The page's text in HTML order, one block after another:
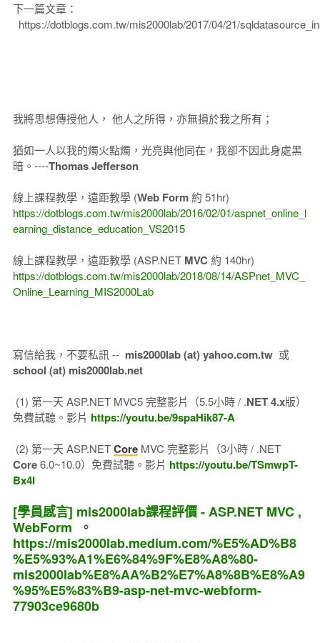
下一篇文章：
https://dotblogs.com.tw/mis2000lab/2017/04/21/
我將思想傳授他人， 他人之所得，亦無損於我之所有；
猶如一人以我的燭火點燭，光亮與他同在，我卻不因此身處黑
暗。----Thomas Jefferson
線上課程教學，遠距教學 (Web Form約 51hr)
https://dotblogs.com.tw/mis2000lab/2016/02/01/aspnet_online_l
earning_distance_education_VS2015
線上課程教學，遠距教學 (ASP.NET MVC 約 140hr)
https://dotblogs.com.tw/mis2000lab/2018/08/14/ASPnet_MVC_
Online_Learning_MIS2000Lab
寫信給我，不要私訊 -- mis2000lab (at) yahoo.com.tw或
school (at) mis2000lab.net
(1) 第一天 ASP.NET MVC5 完整影片（5.5小時 / .NET 4.x版）
免費試聽。影片 https://youtu.be/9spaHik87-A
(2) 第一天 ASP.NETCoreMVC 完整影片（3小時 / .NET
Core6.0~10.0）免費試聽。影片 https://youtu.be/TSmwpT-
Bx4I
[學員感言] mis2000lab課程評價 - ASP.NET MVC ,
WebForm 。
https://mis2000lab.medium.com/%E5%AD%B8
%E5%93%A1%E6%84%9F%E8%A8%80-
mis2000lab%E8%AA%B2%E7%A8%8B%E8%A9
%95%E5%83%B9-asp-net-mvc-webform-
77903ce9680b